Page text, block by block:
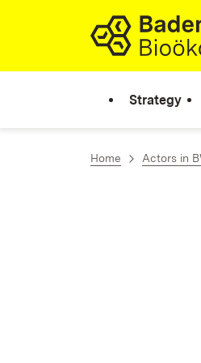
Skip to content
Link to
Strategy
Home Actors in